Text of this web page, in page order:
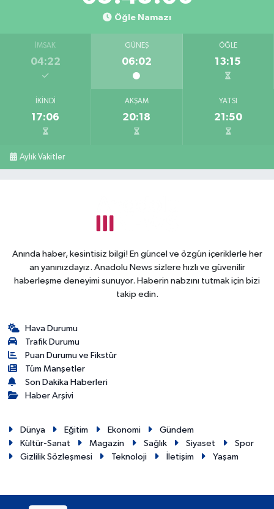
Öğle Namazı
İMSAK
04:22
GÜNEŞ
06:02
ÖĞLE
13:15
İKINDI
17:06
AKŞAM
20:18
YATSI
21:50
Aylık Vakitler
Anında haber, kesintisiz bilgi! En güncel ve özgün içeriklerle her
an yanınızdayız. Anadolu News sizlere hızlı ve güvenilir
haberleşme deneyimi sunuyor. Haberin nabzını tutmak için bizi
takip edin.
Hava Durumu
Trafik Durumu
Puan Durumu ve Fikstür
Tüm Manşetler
Son Dakika Haberleri
Haber Arşivi
Dünya Eğitim Ekonomi
Gündem
Kültür-Sanat
Magazin Sağlık Siyaset
Spor
Gizlilik Sözleşmesi
Teknoloji İletişim Yaşam